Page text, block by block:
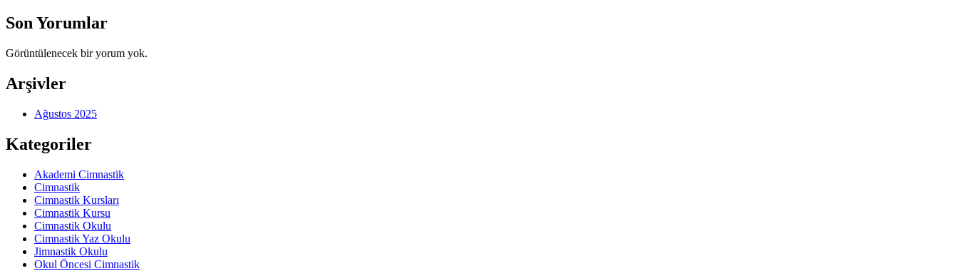
Son Yorumlar
Görüntülenecek bir yorum yok.
Arşivler
Ağustos 2025
Kategoriler
Akademi Cimnastik
Cimnastik
Cimnastik Kursları
Cimnastik Kursu
Cimnastik Okulu
Cimnastik Yaz Okulu
Jimnastik Okulu
Okul Öncesi Cimnastik